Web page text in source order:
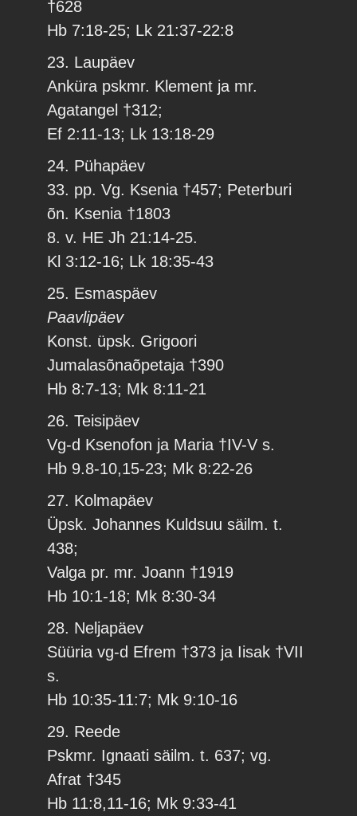
†628
Hb 7:18-25; Lk 21:37-22:8
23. Laupäev
Anküra pskmr. Klement ja mr.
Agatangel †312;
Ef 2:11-13; Lk 13:18-29
24. Pühapäev
33. pp. Vg. Ksenia †457; Peterburi
õn. Ksenia †1803
8. v. HE Jh 21:14-25.
Kl 3:12-16; Lk 18:35-43
25. Esmaspäev
Paavlipäev
Konst. üpsk. Grigoori
Jumalasõnaõpetaja †390
Hb 8:7-13; Mk 8:11-21
26. Teisipäev
Vg-d Ksenofon ja Maria †IV-V s.
Hb 9.8-10,15-23; Mk 8:22-26
27. Kolmapäev
Üpsk. Johannes Kuldsuu säilm. t.
438;
Valga pr. mr. Joann †1919
Hb 10:1-18; Mk 8:30-34
28. Neljapäev
Süüria vg-d Efrem †373 ja Iisak †VII
s.
Hb 10:35-11:7; Mk 9:10-16
29. Reede
Pskmr. Ignaati säilm. t. 637; vg.
Afrat †345
Hb 11:8,11-16; Mk 9:33-41